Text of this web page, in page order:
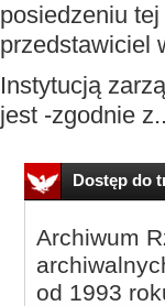
posiedzeniu
przedstawiciel
Instytucją
jest -zgodnie
Dostęp do
Archiwum
od 1993